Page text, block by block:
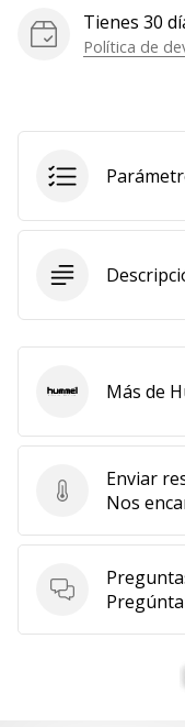
los
artículos
Tienes 30
Política de
Enviar reseña
Enviar
Nos
Preguntas
HummelMás de